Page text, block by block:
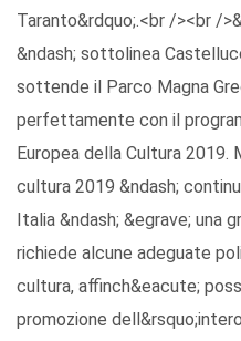
Taranto&rdquo;.<br /><br /
&ndash; sottolinea
sottende il Parco Magna
perfettamente con il
Europea della Cultura
cultura 2019 &ndash;
Italia &ndash; &egrave; una
richiede alcune adeguate
cultura, affinch&eacute;
promozione